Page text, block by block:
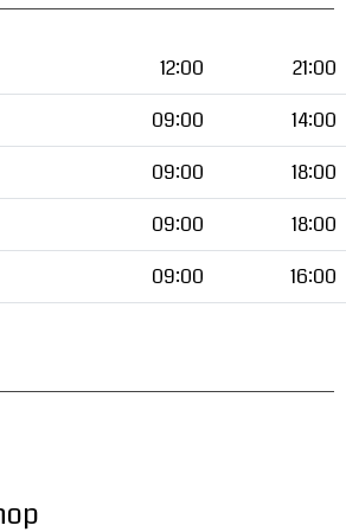
12:00
21:00
09:00
14:00
09:00
18:00
09:00
18:00
09:00 16:00